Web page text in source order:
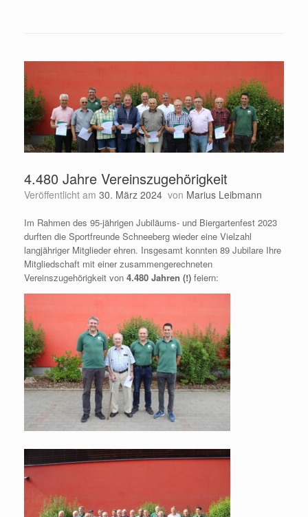
4.480 Jahre Vereinszugehörigkeit
Veröffentlicht am 30. März 2024 von Marius Leibmann
Im Rahmen des 95-jährigen Jubiläums- und Biergartenfest 2023
durften die Sportfreunde Schneeberg wieder eine Vielzahl
langjähriger Mitglieder ehren. Insgesamt konnten 89 Jubilare Ihre
Mitgliedschaft mit einer zusammengerechneten
Vereinszugehörigkeit von 4.480 Jahren (!) feiern: